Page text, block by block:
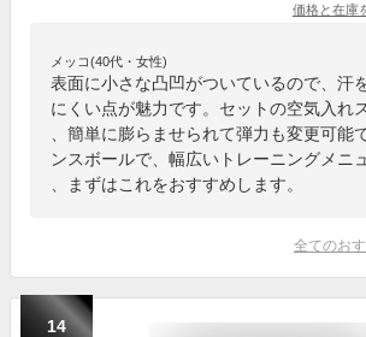
価格と在庫
メッコ(40代・女性)
表面に小さな凸凹がついているので、汗
にくい点が魅力です。セットの空気入れ
、簡単に膨らませられて弾力も変更可能
ンスボールで、幅広いトレーニングメニ
、まずはこれをおすすめします。
全てのお
14